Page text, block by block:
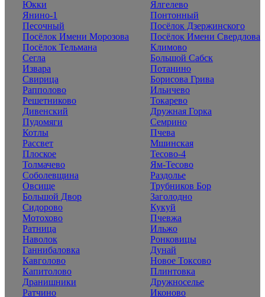
Юкки
Ялгелево
Янино-1
Понтонный
Песочный
Посёлок Дзержинского
Посёлок Имени Морозова
Посёлок Имени Свердлова
Посёлок Тельмана
Климово
Сегла
Большой Сабск
Извара
Потанино
Свирица
Борисова Грива
Рапполово
Ильичево
Решетниково
Токарево
Дивенский
Дружная Горка
Пудомяги
Семрино
Котлы
Пчева
Рассвет
Мшинская
Плоское
Тесово-4
Толмачево
Ям-Тесово
Соболевщина
Раздолье
Овсище
Трубников Бор
Большой Двор
Заголодно
Сидорово
Кукуй
Мотохово
Пчевжа
Ратница
Ильжо
Наволок
Ронковицы
Ганнибаловка
Дунай
Кавголово
Новое Токсово
Капитолово
Плинтовка
Дранишники
Дружноселье
Ратчино
Иконово